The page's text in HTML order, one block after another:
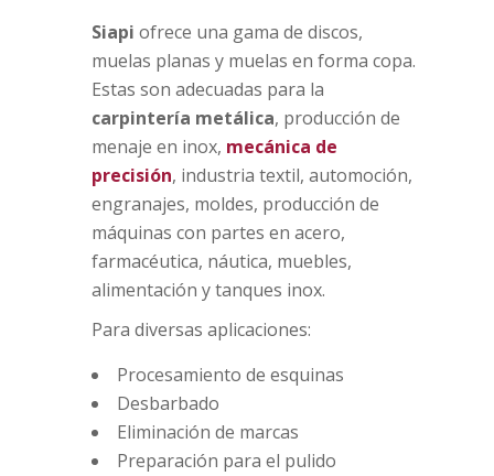
Siapi ofrece una gama de discos,
muelas planas y muelas en forma copa.
Estas son adecuadas para la
carpintería metálica, producción de
menaje en inox, mecánica de
precisión, industria textil, automoción,
engranajes, moldes, producción de
máquinas con partes en acero,
farmacéutica, náutica, muebles,
alimentación y tanques inox.
Para diversas aplicaciones:
Procesamiento de esquinas
Desbarbado
Eliminación de marcas
Preparación para el pulido